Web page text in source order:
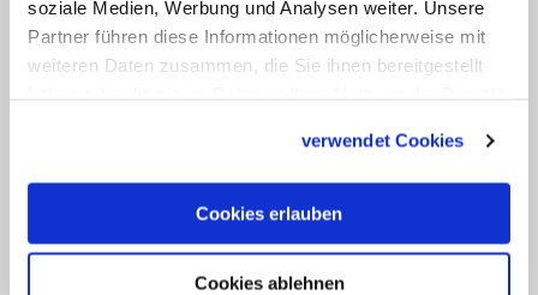
soziale Medien, Werbung und Analysen weiter. Unsere
Partner führen diese Informationen möglicherweise mit
weiteren Daten zusammen, die Sie ihnen bereitgestellt
verwendet Cookies
Cookies erlauben
Cookies ablehnen
ein Rosenkranz in Herzform. Die
Madonna von Fatima hatte während ihrer
Rosenkranzgebet ermutigt. (KNA)
Das detaillierte Programm der
Fatima-Reise von Papst
Franziskus: